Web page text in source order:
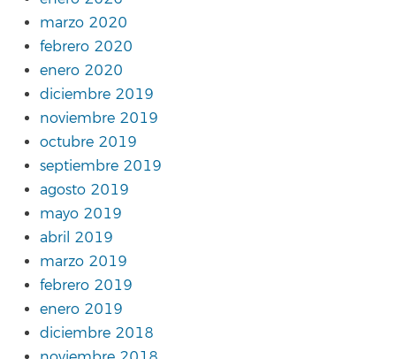
marzo 2020
febrero 2020
enero 2020
diciembre 2019
noviembre 2019
octubre 2019
septiembre 2019
agosto 2019
mayo 2019
abril 2019
marzo 2019
febrero 2019
enero 2019
diciembre 2018